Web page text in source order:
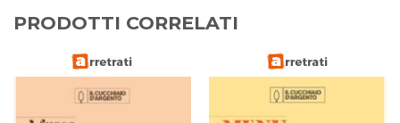
PRODOTTI CORRELATI